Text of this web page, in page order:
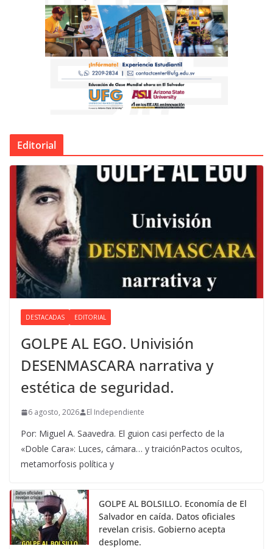
Editorial
DESTACADAS EDITORIAL
GOLPE AL EGO. Univisión
DESENMASCARA narrativa y
estética de seguridad.
6 agosto, 2026 El Independiente
Por: Miguel A. Saavedra. El guion casi perfecto de la
«Doble Cara»: Luces, cámara… y traiciónPactos ocultos,
metamorfosis política y
GOLPE AL BOLSILLO. Economía de El
Salvador en caída. Datos oficiales
revelan crisis. Gobierno acepta
desplome.